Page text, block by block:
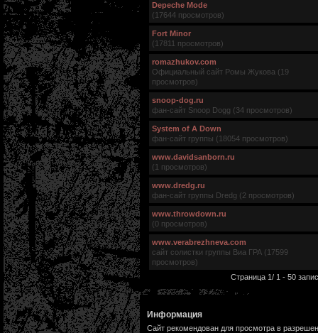
Depeche Mode
(17644 просмотров)
Fort Minor
(17811 просмотров)
romazhukov.com
Официальный сайт Ромы Жукова (19
просмотров)
snoop-dog.ru
фан-сайт Snoop Dogg (34 просмотров)
System of A Down
фан-сайт группы (18054 просмотров)
www.davidsanborn.ru
(1 просмотров)
www.dredg.ru
фан-сайт группы Dredg (2 просмотров)
www.throwdown.ru
(0 просмотров)
www.verabrezhneva.com
сайт солистки группы Виа ГРА (17599
просмотров)
Страница 1/ 1 - 50
Информация
Сайт рекомендован для просмотра в